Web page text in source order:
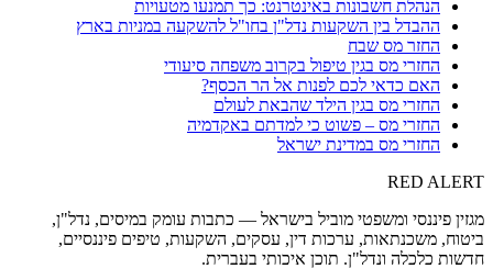
הנהלת חשבונות באינטרנט: כך תמנעו מטעויות
ההבדל בין השקעות נדל"ן בחו"ל להשקעה במניות בארץ
החזר מס שבח
החזרי מס בגין טיפול בקרוב משפחה סיעודי
האם כדאי לכם לפנות אל הר הכסף?
החזרי מס בגין הילד שהבאת לעולם
החזרי מס – פשוט כי למדתם באקדמיה
החזרי מס במדינת ישראל
RED ALERT
מגזין פיננסי ומשפטי מוביל בישראל — כתבות עומק במיסים, נדל"ן,
ביטוח, משכנתאות, ערכות דין, עסקים, השקעות, טיפים פיננסיים,
חדשות כלכלה ונדל"ן. תוכן איכותי בעברית.